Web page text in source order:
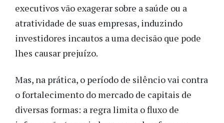
executivos vão exagerar sobre a saúde ou a
atratividade de suas empresas, induzindo
investidores incautos a uma decisão que pode
lhes causar prejuízo.
Mas, na prática, o período de silêncio vai contra
o fortalecimento do mercado de capitais de
diversas formas: a regra limita o fluxo de